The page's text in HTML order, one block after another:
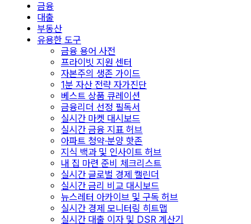
금융
대출
부동산
유용한 도구
금융 용어 사전
프라이빗 지원 센터
자본주의 생존 가이드
1분 자산 전략 자가진단
베스트 상품 큐레이션
금융리더 선정 필독서
실시간 마켓 대시보드
실시간 금융 지표 허브
아파트 청약·분양 핫존
지식 백과 및 인사이트 허브
내 집 마련 준비 체크리스트
실시간 글로벌 경제 캘린더
실시간 금리 비교 대시보드
뉴스레터 아카이브 및 구독 허브
실시간 경제 모니터링 히트맵
실시간 대출 이자 및 DSR 계산기